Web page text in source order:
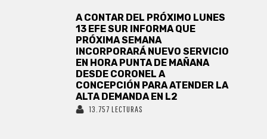
A CONTAR DEL PRÓXIMO LUNES
13 EFE SUR INFORMA QUE
PRÓXIMA SEMANA
INCORPORARÁ NUEVO SERVICIO
EN HORA PUNTA DE MAÑANA
DESDE CORONEL A
CONCEPCIÓN PARA ATENDER LA
ALTA DEMANDA EN L2
13.757 LECTURAS